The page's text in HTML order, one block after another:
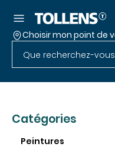
Passer la liste
Choisir mon point de
Rechercher dans le
Accéder au menu
Catégories
Peintures